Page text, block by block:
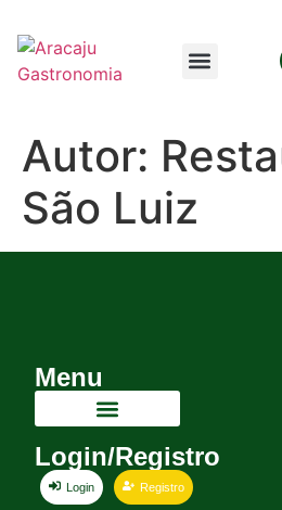
Autor:
São Luiz
Menu
Login/Registro
Login Registro